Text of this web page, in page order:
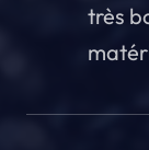
très